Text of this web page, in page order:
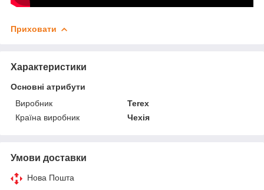
Приховати
Характеристики
Основні атрибути
Виробник
Terex
Країна виробник
Чехія
Умови доставки
Нова Пошта